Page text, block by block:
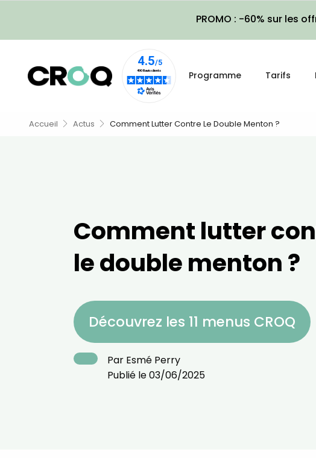
PROMO : -60% sur les
Programme Tarifs
Accueil Actus Comment Lutter Contre Le Double Menton ?
Comment lutter
le double menton ?
Découvrez les 11 menus CROQ
Par Esmé Perry
Publié le03/06/2025